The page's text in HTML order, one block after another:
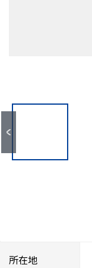
所在地